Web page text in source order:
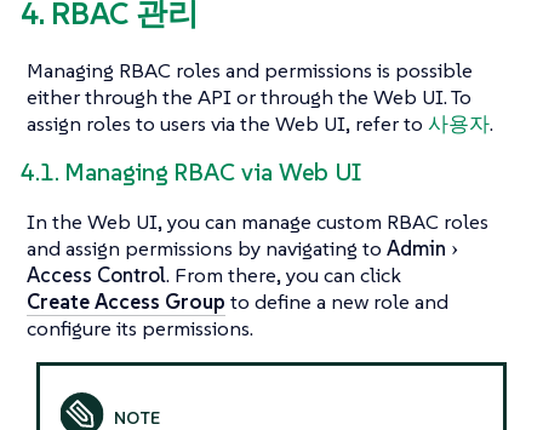
4. RBAC 관리
Managing RBAC roles and permissions is possible
either through the API or through the Web UI. To
assign roles to users via the Web UI, refer to 사용자.
4.1. Managing RBAC via Web UI
In the Web UI, you can manage custom RBAC roles
and assign permissions by navigating to Admin
Access Control. From there, you can click
Create Access Group to define a new role and
configure its permissions.